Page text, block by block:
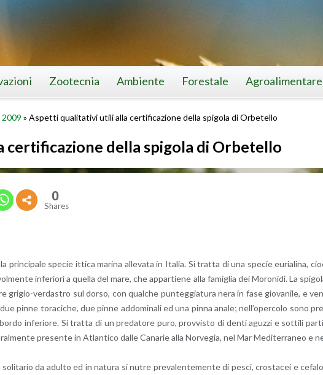
Zootecnia Ambiente Forestale Agroalimentare
2009 » Aspetti qualitativi utili alla certificazione della spigola di Orbetello
della spigola di Orbetello
0
Shares
prin­ci­pa­le spe­cie it­ti­ca ma­ri­na al­le­va­ta in Ita­lia. Si trat­ta di una spe­cie eu­ria­li­na,
in­fe­rio­ri a quel­la del mare, che ap­par­tie­ne alla fa­mi­glia dei Mo­ro­ni­di. La
gri­gio-ver­da­stro sul dorso, con qual­che pun­teg­gia­tu­ra nera in fase gio­va­ni­le, e
pinne to­ra­ci­che, due pinne ad­do­mi­na­li ed una pinna anale; nel­l’o­per­co­lo sono
in­fe­rio­re. Si trat­ta di un pre­da­to­re puro, prov­vi­sto di denti aguz­zi e sot­ti­li
pre­sen­te in Atlan­ti­co dalle Ca­na­rie alla Nor­ve­gia, nel Mar Me­di­ter­ra­neo e
da adul­to ed in na­tu­ra si nutre pre­va­len­te­men­te di pesci, cro­sta­cei e